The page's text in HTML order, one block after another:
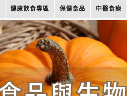
健康飲食專區 保健食品 中醫食療